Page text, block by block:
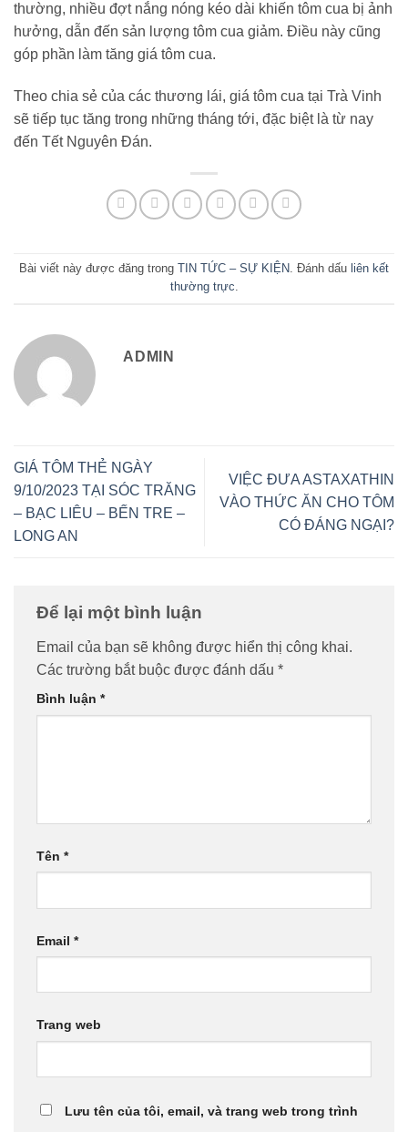
thường, nhiều đợt nắng nóng kéo dài khiến tôm cua bị ảnh
hưởng, dẫn đến sản lượng tôm cua giảm. Điều này cũng
góp phần làm tăng giá tôm cua.
Theo chia sẻ của các thương lái, giá tôm cua tại Trà Vinh
sẽ tiếp tục tăng trong những tháng tới, đặc biệt là từ nay
đến Tết Nguyên Đán.
Bài viết này được đăng trong TIN TỨC – SỰ KIỆN. Đánh dấu liên kết
thường trực.
ADMIN
GIÁ TÔM THẺ NGÀY
9/10/2023 TẠI SÓC TRĂNG
– BẠC LIÊU – BẾN TRE –
LONG AN
VIỆC ĐƯA ASTAXATHIN
VÀO THỨC ĂN CHO TÔM
CÓ ĐÁNG NGẠI?
Để lại một bình luận
Email của bạn sẽ không được hiển thị công khai.
Các trường bắt buộc được đánh dấu *
Bình luận *
Tên *
Email *
Trang web
Lưu tên của tôi, email, và trang web trong trình